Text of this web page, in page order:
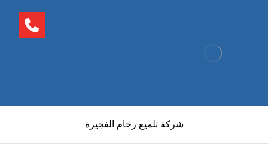
شركة تلميع رخام الفجيرة